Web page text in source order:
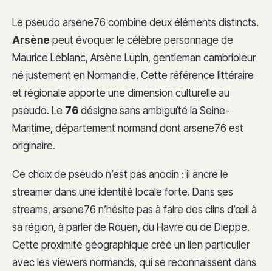
Le pseudo arsene76 combine deux éléments distincts.
Arsène peut évoquer le célèbre personnage de
Maurice Leblanc, Arsène Lupin, gentleman cambrioleur
né justement en Normandie. Cette référence littéraire
et régionale apporte une dimension culturelle au
pseudo. Le 76 désigne sans ambiguïté la Seine-
Maritime, département normand dont arsene76 est
originaire.
Ce choix de pseudo n’est pas anodin : il ancre le
streamer dans une identité locale forte. Dans ses
streams, arsene76 n’hésite pas à faire des clins d’œil à
sa région, à parler de Rouen, du Havre ou de Dieppe.
Cette proximité géographique créé un lien particulier
avec les viewers normands, qui se reconnaissent dans